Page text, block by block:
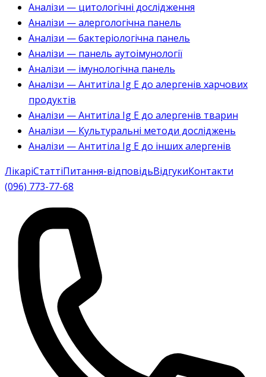
Аналізи — цитологічні дослідження
Аналізи — алергологічна панель
Аналізи — бактеріологічна панель
Аналізи — панель аутоімунології
Аналізи — імунологічна панель
Аналізи — Антитіла Ig E до алергенів харчових
продуктів
Аналізи — Антитіла Ig E до алергенів тварин
Аналізи — Культуральні методи досліджень
Аналізи — Антитіла Ig E до інших алергенів
ЛікаріСтаттіПитання-відповідьВідгукиКонтакти
(096) 773-77-68